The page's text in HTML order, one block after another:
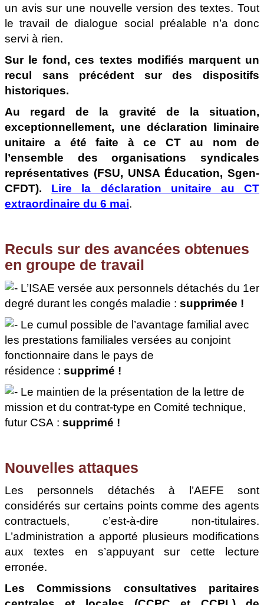
un avis sur une nouvelle version des textes. Tout
le travail de dialogue social préalable n’a donc
servi à rien.
Sur le fond, ces textes modifiés marquent un
recul sans précédent sur des dispositifs
historiques.
Au regard de la gravité de la situation,
exceptionnellement, une déclaration liminaire
unitaire a été faite à ce CT au nom de
l’ensemble des organisations syndicales
représentatives (FSU, UNSA Éducation, Sgen-
CFDT). Lire la déclaration unitaire au CT
extraordinaire du 6 mai.
Reculs sur des avancées obtenues
en groupe de travail
L’ISAE versée aux personnels détachés du 1er
degré durant les congés maladie : supprimée !
Le cumul possible de l’avantage familial avec
les prestations familiales versées au conjoint
fonctionnaire dans le pays de
résidence : supprimé !
Le maintien de la présentation de la lettre de
mission et du contrat-type en Comité technique,
futur CSA : supprimé !
Nouvelles attaques
Les personnels détachés à l’AEFE sont
considérés sur certains points comme des agents
contractuels, c’est-à-dire non-titulaires.
L’administration a apporté plusieurs modifications
aux textes en s’appuyant sur cette lecture
erronée.
Les Commissions consultatives paritaires